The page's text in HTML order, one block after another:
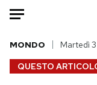
HOME
QUESTO
MONDO Martedì